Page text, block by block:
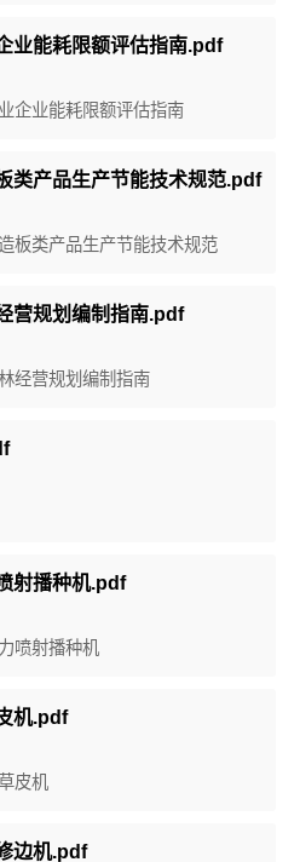
业能耗限额评估指南.pdf
企业能耗限额评估指南
类产品生产节能技术规范.pdf
板类产品生产节能技术规范
营规划编制指南.pdf
经营规划编制指南
射播种机.pdf
喷射播种机
机.pdf
皮机
边机.pdf